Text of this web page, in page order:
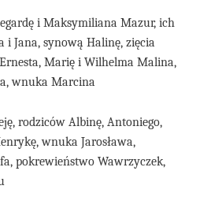
i Maksymiliana Mazur, ich
i Jana, synową Halinę, zięcia
Marię i Wilhelma Malina,
wnuka Marcina
rodziców Albinę, Antoniego,
wnuka Jarosława,
pokrewieństwo Wawrzyczek,